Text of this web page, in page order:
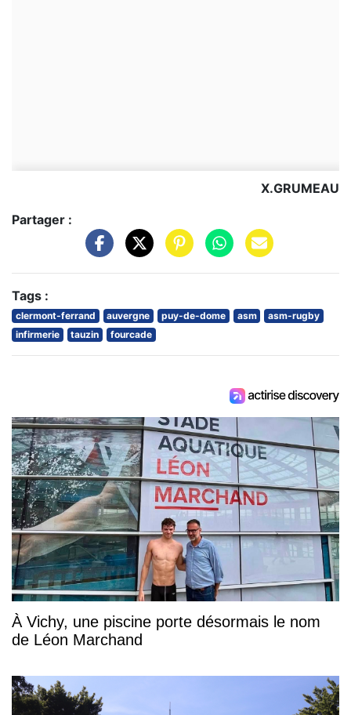
X.GRUMEAU
Partager :
Tags :
clermont-ferrand auvergne puy-de-dome asm
asm-rugby
infirmerie
tauzin fourcade
À Vichy, une piscine porte désormais le nom
de Léon Marchand